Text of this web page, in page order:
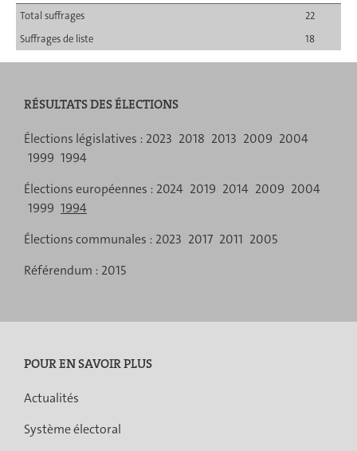
Total suffrages
22
Suffrages de liste
18
Menu
de
navigation
RÉSULTATS DES ÉLECTIONS
Élections législatives : 2023 2018 2013 2009 2004
1999 1994
Élections européennes : 2024 2019 2014 2009 2004
1999 1994
Élections communales : 2023 2017 2011 2005
Référendum : 2015
POUR EN SAVOIR PLUS
Actualités
Système électoral